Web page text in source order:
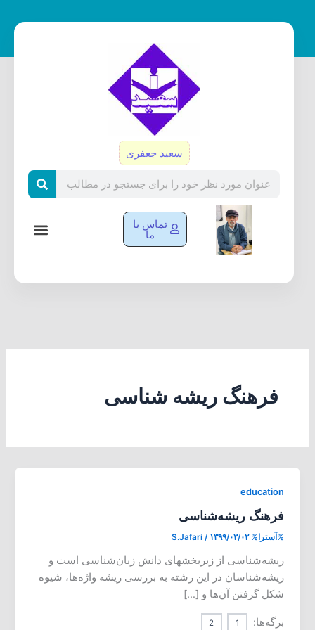
سعید جعفری
تماس با
ما
فرهنگ ریشه شناسی
education
فرهنگ ریشه‌شناسی
%آسترا% S.Jafari / ۱۳۹۹/۰۳/۰۲
ریشه‌شناسی از زیربخشهای دانش زبان‌شناسی است و
ریشه‌شناسان در این رشته به بررسی ریشه واژه‌ها، شیوه
شکل گرفتن آن‌ها و […]
برگه‌ها: 1
2